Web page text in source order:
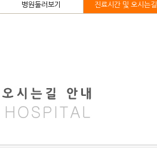
병원둘러보기 진료시간 및 오시는길